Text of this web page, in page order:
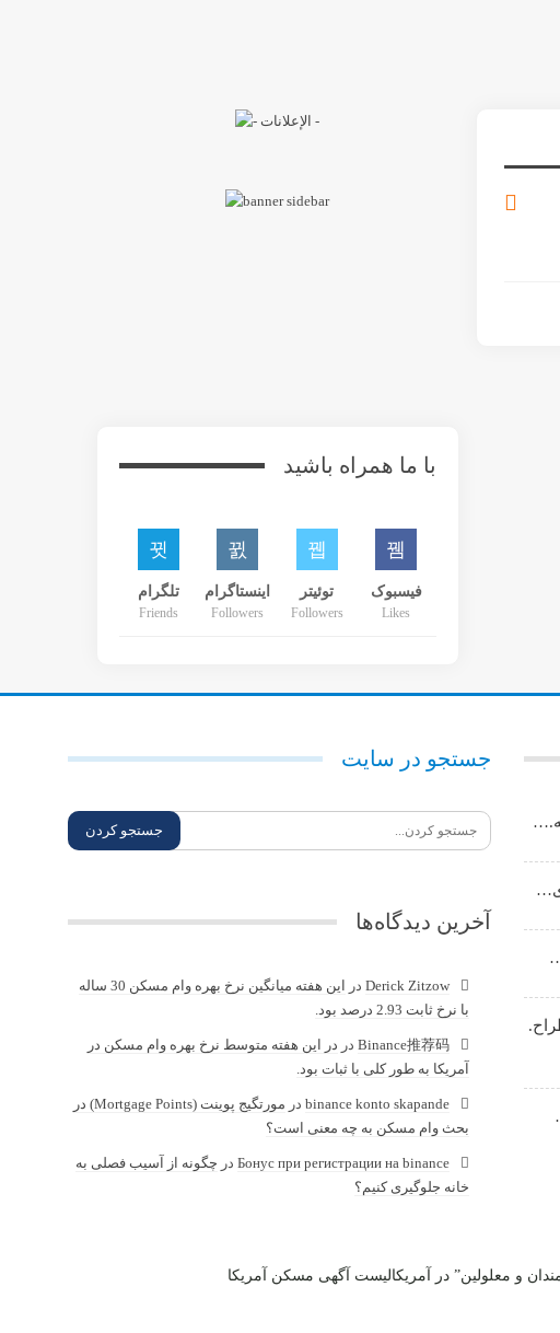
با ما همراه باشید
فیسبوک
Likes
توئیتر
Followers
اینستاگرام
Followers
تلگرام
Friends
دکوراسیون داخلی ۲۰۲۶ از زبان ۱۰۰ طراح.
جستجو در سایت
آخرین دیدگاه‌ها
Derick Zitzow در
این هفته میانگین نرخ بهره وام مسکن 30 ساله
با نرخ ثابت 2.93 درصد بود.
Binance推荐码 در در این هفته متوسط نرخ بهره وام مسکن در
آمریکا به طور کلی با ثبات بود.
binance konto skapande در
مورتگیج پوینت (Mortgage Points) در
بحث وام مسکن به چه معنی است؟
Бонус при регистрации на binance در چگونه از آسیب فصلی به
خانه جلوگیری کنیم؟
و معلولین” در آمریکالیست آگهی مسکن آمریکا